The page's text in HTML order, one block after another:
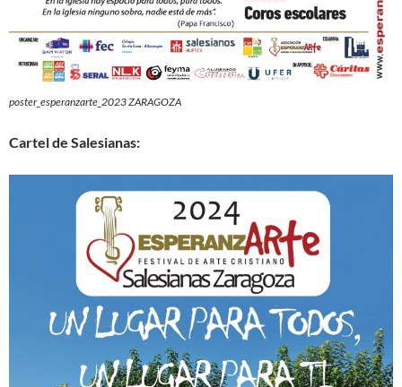
poster_esperanzarte_2023 ZARAGOZA
Cartel de Salesianas: